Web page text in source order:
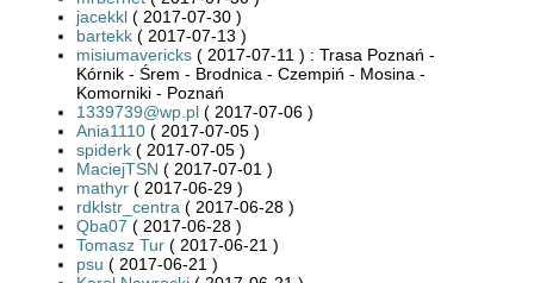
jacekkl ( 2017-07-30 )
bartekk ( 2017-07-13 )
misiumavericks ( 2017-07-11 ) : Trasa Poznań -
Kórnik - Śrem - Brodnica - Czempiń - Mosina -
Komorniki - Poznań
1339739@wp.pl ( 2017-07-06 )
Ania1110 ( 2017-07-05 )
spiderk ( 2017-07-05 )
MaciejTSN ( 2017-07-01 )
mathyr ( 2017-06-29 )
rdklstr_centra ( 2017-06-28 )
Qba07 ( 2017-06-28 )
Tomasz Tur ( 2017-06-21 )
psu ( 2017-06-21 )